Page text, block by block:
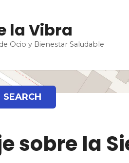
la Vibra
Ocio y Bienestar Saludable
SEARCH
sobre la